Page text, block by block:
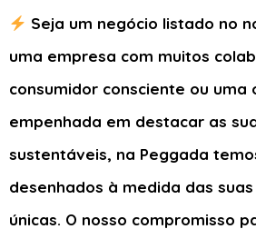
Seja um negócio listado no
uma empresa com muitos
consumidor consciente ou uma
empenhada em destacar as
sustentáveis, na Peggada
desenhados à medida das
únicas. O nosso compromisso